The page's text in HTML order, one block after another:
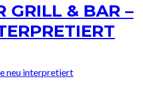
GRILL & BAR –
neu interpretiert